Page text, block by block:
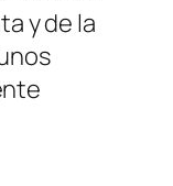
y de la